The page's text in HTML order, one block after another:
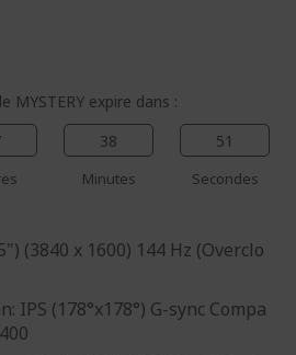
MYSTERY expire dans :
38
Minutes
50
Secondes
(3840 x 1600) 144 Hz (Overclo
IPS (178°x178°) G-sync Compa